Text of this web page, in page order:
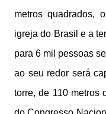
metros quadrados,
igreja do Brasil e a
para 6 mil pessoas
ao seu redor será
torre, de 110 metros